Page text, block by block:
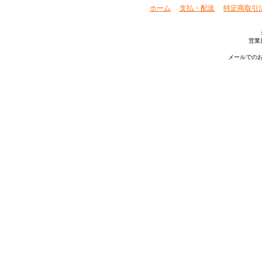
ホーム 支払・配送 特定商取引
営業
メールでの